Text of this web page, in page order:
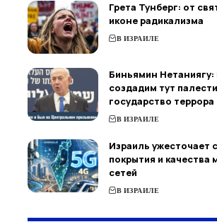
Грета Тунберг: от
иконе радикализма
В ИЗРАИЛЕ
Биньямин
создадим тут
государство террора
В ИЗРАИЛЕ
Израиль ужесточает
покрытия и качества
сетей
В ИЗРАИЛЕ